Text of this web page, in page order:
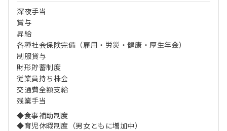
深夜手当
賞与
昇給
各種社会保険完備（雇用・労災・健康・厚生年金）
制服貸与
財形貯蓄制度
従業員持ち株会
交通費全額支給
残業手当
◆食事補助制度
◆育児休暇制度（男女ともに増加中）